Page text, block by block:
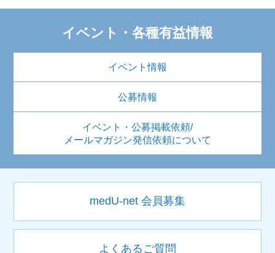
イベント・各種有益情報
イベント情報
公募情報
イベント・公募掲載依頼/
メールマガジン発信依頼について
medU-net 会員募集
よくあるご質問